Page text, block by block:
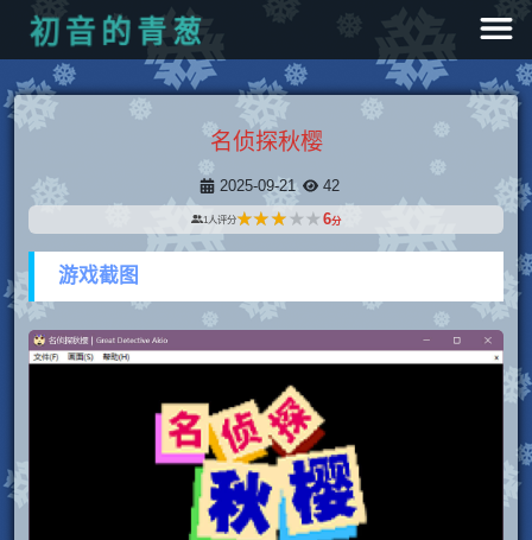
初 音 的 青葱
名侦探秋樱
2025-09-21 42
1 人评分★★★★★
★★★★★ 6分
游戏截图